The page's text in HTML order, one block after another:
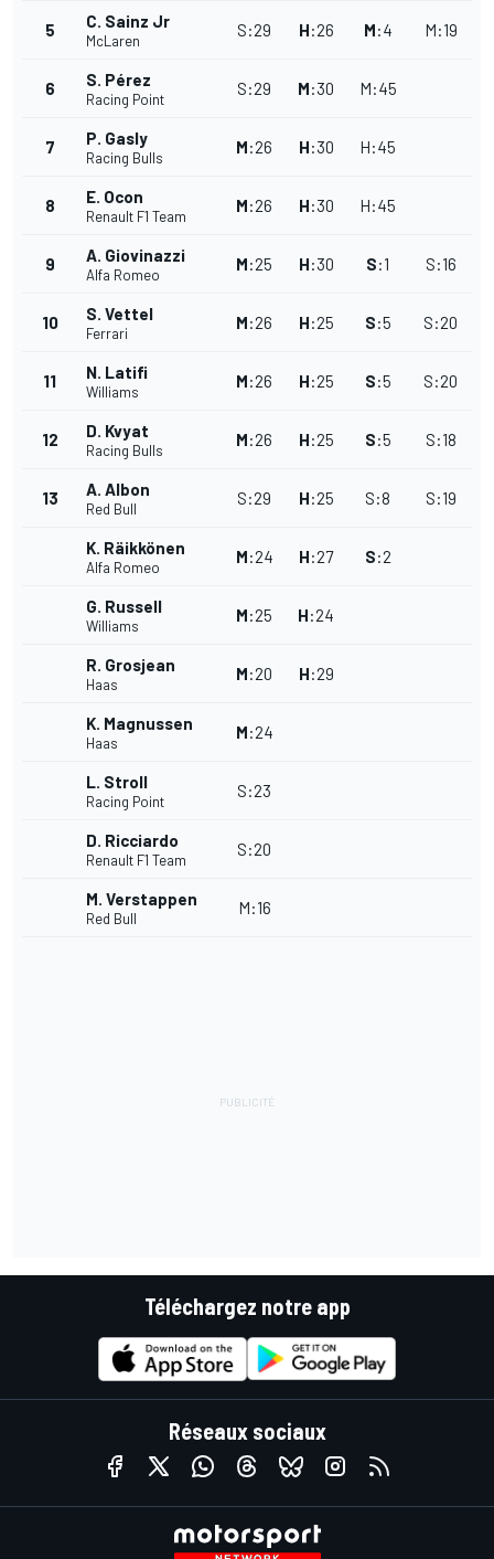
5 C. Sainz Jr
McLaren
S:29 H:26 M:4 M:19
6 S. Pérez
Racing Point
S:29 M:30 M:45
7 P. Gasly
Racing Bulls
M:26 H:30 H:45
8 E. Ocon
Renault F1 Team
M:26 H:30 H:45
9 A. Giovinazzi
Alfa Romeo
M:25 H:30 S:1 S:16
10 S. Vettel
Ferrari
M:26 H:25 S:5 S:20
11 N. Latifi
Williams
M:26 H:25 S:5 S:20
12 D. Kvyat
Racing Bulls
M:26 H:25 S:5 S:18
13 A. Albon
Red Bull
S:29 H:25 S:8 S:19
K. Räikkönen
Alfa Romeo
M:24 H:27 S:2
G. Russell
Williams
M:25 H:24
R. Grosjean
Haas
M:20 H:29
K. Magnussen
Haas
M:24
L. Stroll
Racing Point
S:23
D. Ricciardo
Renault F1 Team
S:20
M. Verstappen
Red Bull
M:16
Téléchargez notre app
Réseaux sociaux